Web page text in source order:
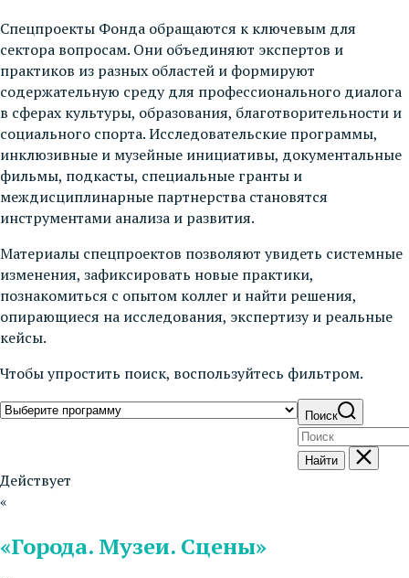
Спецпроекты Фонда обращаются к ключевым для
сектора вопросам. Они объединяют экспертов и
практиков из разных областей и формируют
содержательную среду для профессионального диалога
в сферах культуры, образования, благотворительности и
социального спорта. Исследовательские программы,
инклюзивные и музейные инициативы, документальные
фильмы, подкасты, специальные гранты и
междисциплинарные партнерства становятся
инструментами анализа и развития.
Материалы спецпроектов позволяют увидеть системные
изменения, зафиксировать новые практики,
познакомиться с опытом коллег и найти решения,
опирающиеся на исследования, экспертизу и реальные
кейсы.
Чтобы упростить поиск, воспользуйтесь фильтром.
Поиск
Найти
Действует
«
«Города. Музеи. Сцены»